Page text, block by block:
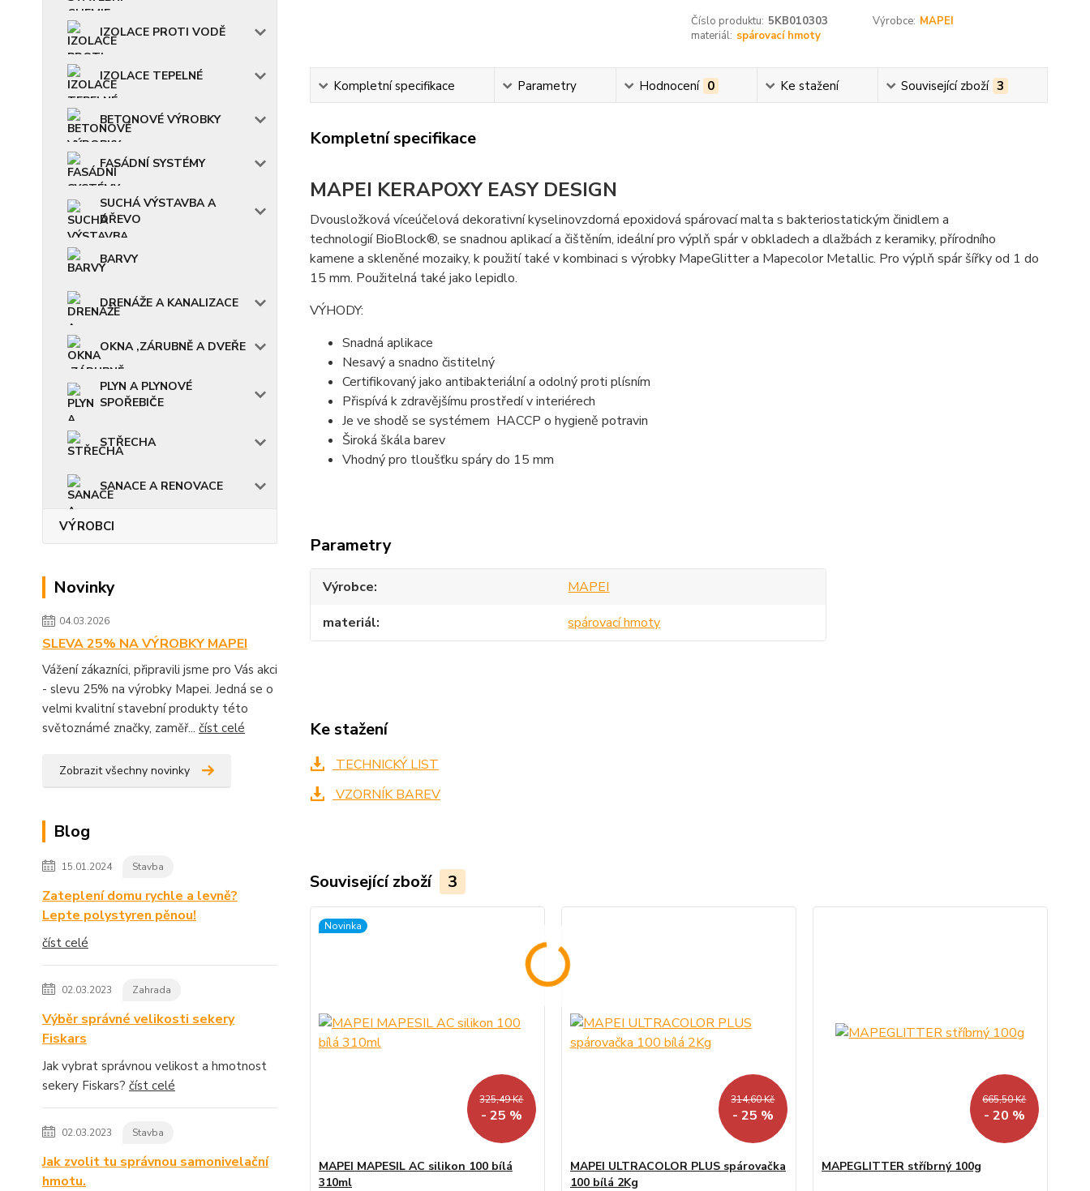
IZOLACE PROTI VODĚ
IZOLACE TEPELNÉ
BETONOVÉ VÝROBKY
FASÁDNÍ SYSTÉMY
SUCHÁ VÝSTAVBA A
DŘEVO
BARVY
DRENÁŽE A KANALIZACE
OKNA ,ZÁRUBNĚ A DVEŘE
PLYN A PLYNOVÉ
SPOŘEBIČE
STŘECHA
SANACE A RENOVACE
VÝROBCI
Novinky
04.03.2026
SLEVA 25% NA VÝROBKY MAPEI
Vážení zákazníci, připravili jsme pro Vás akci
- slevu 25% na výrobky Mapei. Jedná se o
velmi kvalitní stavební produkty této
světoznámé značky, zaměř... číst celé
Zobrazit všechny novinky
Blog
15.01.2024 Stavba
Zateplení domu rychle a levně?
Lepte polystyren pěnou!
číst celé
02.03.2023 Zahrada
Výběr správné velikosti sekery
Fiskars
Jak vybrat správnou velikost a hmotnost
sekery Fiskars? číst celé
02.03.2023 Stavba
Jak zvolit tu správnou samonivelační
hmotu.
Číslo produktu: 5KB010303 Výrobce: MAPEI
materiál: spárovací hmoty
Kompletní specifikace Parametry Hodnocení 0 Ke stažení Související zboží 3
Kompletní specifikace
MAPEI KERAPOXY EASY DESIGN
Dvousložková víceúčelová dekorativní kyselinovzdorná epoxidová spárovací malta s bakteriostatickým činidlem a
technologií BioBlock®, se snadnou aplikací a čištěním, ideální pro výplň spár v obkladech a dlažbách z keramiky, přírodního
kamene a skleněné mozaiky, k použití také v kombinaci s výrobky MapeGlitter a Mapecolor Metallic. Pro výplň spár šířky od 1 do
15 mm. Použitelná také jako lepidlo.
VÝHODY:
Snadná aplikace
Nesavý a snadno čistitelný
Certifikovaný jako antibakteriální a odolný proti plísním
Přispívá k zdravějšímu prostředí v interiérech
Je ve shodě se systémem HACCP o hygieně potravin
Široká škála barev
Vhodný pro tloušťku spáry do 15 mm
Parametry
Výrobce
MAPEI
materiál
spárovací hmoty
Ke stažení
TECHNICKÝ LIST
VZORNÍK BAREV
Související zboží 3
Novinka
325,49 Kč
- 25 %
MAPEI MAPESIL AC silikon 100 bílá
310ml
314,60 Kč
- 25 %
MAPEI ULTRACOLOR PLUS spárovačka
100 bílá 2Kg
665,50 Kč
- 20 %
MAPEGLITTER stříbrný 100g